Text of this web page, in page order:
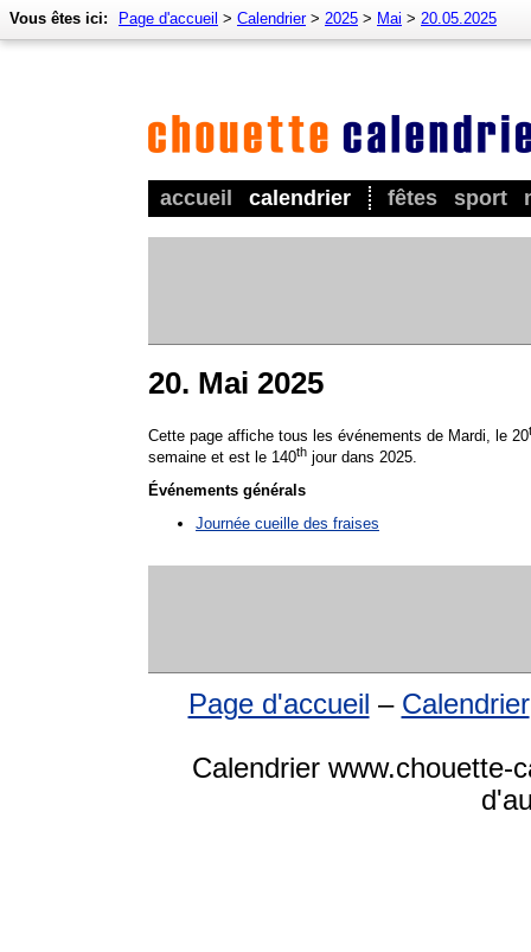
accueil calendrier fêtes sport
Vous êtes ici: Page d'accueil > Calendrier> 2025 > Mai > 20.05.2025
20. Mai 2025
Cette page affiche tous les événements de Mardi, le 20
semaine et est le 140th jour dans 2025.
Événements générals
Journée cueille des fraises
Page d'accueil – Calendrier
Calendrier www.chouette-